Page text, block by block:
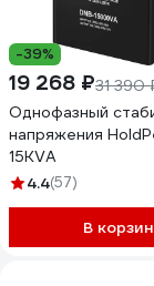
-39%
19 268 ₽31 390
Однофазный
напряжения
15KVA
4.4(57)
В